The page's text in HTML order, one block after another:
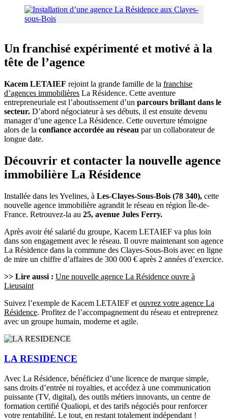
Un franchisé expérimenté et motivé à la
tête de l’agence
Kacem LETAIEF rejoint la grande famille de la franchise
d’agences immobilières La Résidence. Cette aventure
entrepreneuriale est l’aboutissement d’un parcours brillant dans le
secteur. D’abord négociateur à ses débuts, il est ensuite devenu
manager d’une agence La Résidence. Cette ouverture témoigne
alors de la confiance accordée au réseau par un collaborateur de
longue date.
Découvrir et contacter la nouvelle agence
immobilière La Résidence
Installée dans les Yvelines, à Les-Clayes-Sous-Bois (78 340), cette
nouvelle agence immobilière agrandit le réseau en région Île-de-
France. Retrouvez-la au 25, avenue Jules Ferry.
Après avoir été salarié du groupe, Kacem LETAIEF va plus loin
dans son engagement avec le réseau. Il ouvre maintenant son agence
La Résidence dans la commune des Clayes-Sous-Bois avec en ligne
de mire un chiffre d’affaires de 300 000 € après 2 années d’exercice.
>> Lire aussi : Une nouvelle agence La Résidence ouvre à
Lieusaint
Suivez l’exemple de Kacem LETAIEF et ouvrez votre agence La
Résidence. Profitez de l’accompagnement du réseau et entreprenez
avec un groupe humain, moderne et agile.
LA RESIDENCE
Avec La Résidence, bénéficiez d’une licence de marque simple,
sans droits d’entrée ni royalties, et accédez à une communication
puissante (TV, digital), des outils métiers innovants, un centre de
formation certifié Qualiopi, et des tarifs négociés pour renforcer
votre rentabilité. Le tout, en restant totalement indépendant !